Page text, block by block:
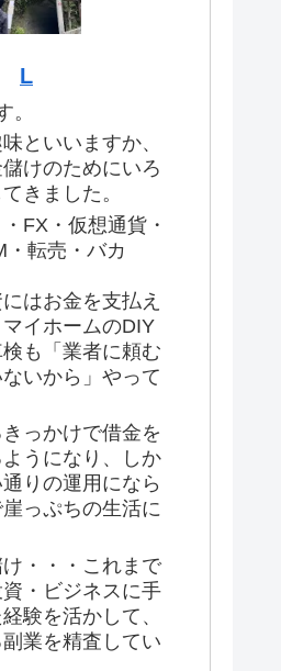
L
。
といいますか、
けのためにいろ
きました。
FX・仮想通貨・
・転売・バカ
はお金を支払え
イホームのDIY
も「業者に頼む
いから」やって
っかけで借金を
うになり、しか
りの運用になら
っぷちの生活に
・・・これまで
・ビジネスに手
験を活かして、
業を精査してい